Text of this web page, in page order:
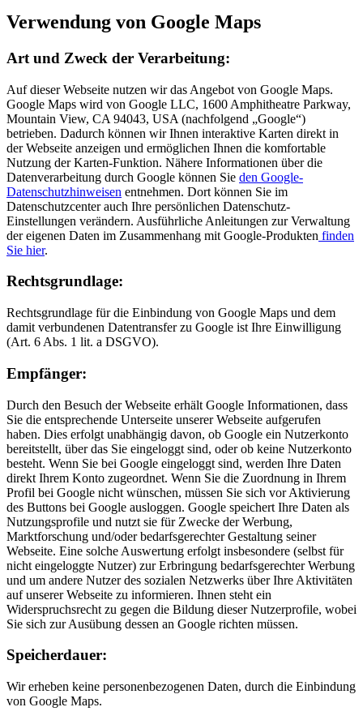
Verwendung von Google Maps
Art und Zweck der Verarbeitung:
Auf dieser Webseite nutzen wir das Angebot von Google Maps.
Google Maps wird von Google LLC, 1600 Amphitheatre Parkway,
Mountain View, CA 94043, USA (nachfolgend „Google“)
betrieben. Dadurch können wir Ihnen interaktive Karten direkt in
der Webseite anzeigen und ermöglichen Ihnen die komfortable
Nutzung der Karten-Funktion. Nähere Informationen über die
Datenverarbeitung durch Google können Sie den Google-
Datenschutzhinweisen entnehmen. Dort können Sie im
Datenschutzcenter auch Ihre persönlichen Datenschutz-
Einstellungen verändern. Ausführliche Anleitungen zur Verwaltung
der eigenen Daten im Zusammenhang mit Google-Produkten finden
Sie hier.
Rechtsgrundlage:
Rechtsgrundlage für die Einbindung von Google Maps und dem
damit verbundenen Datentransfer zu Google ist Ihre Einwilligung
(Art. 6 Abs. 1 lit. a DSGVO).
Empfänger:
Durch den Besuch der Webseite erhält Google Informationen, dass
Sie die entsprechende Unterseite unserer Webseite aufgerufen
haben. Dies erfolgt unabhängig davon, ob Google ein Nutzerkonto
bereitstellt, über das Sie eingeloggt sind, oder ob keine Nutzerkonto
besteht. Wenn Sie bei Google eingeloggt sind, werden Ihre Daten
direkt Ihrem Konto zugeordnet. Wenn Sie die Zuordnung in Ihrem
Profil bei Google nicht wünschen, müssen Sie sich vor Aktivierung
des Buttons bei Google ausloggen. Google speichert Ihre Daten als
Nutzungsprofile und nutzt sie für Zwecke der Werbung,
Marktforschung und/oder bedarfsgerechter Gestaltung seiner
Webseite. Eine solche Auswertung erfolgt insbesondere (selbst für
nicht eingeloggte Nutzer) zur Erbringung bedarfsgerechter Werbung
und um andere Nutzer des sozialen Netzwerks über Ihre Aktivitäten
auf unserer Webseite zu informieren. Ihnen steht ein
Widerspruchsrecht zu gegen die Bildung dieser Nutzerprofile, wobei
Sie sich zur Ausübung dessen an Google richten müssen.
Speicherdauer:
Wir erheben keine personenbezogenen Daten, durch die Einbindung
von Google Maps.